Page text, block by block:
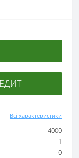
Всі характеристики
4000
1
0